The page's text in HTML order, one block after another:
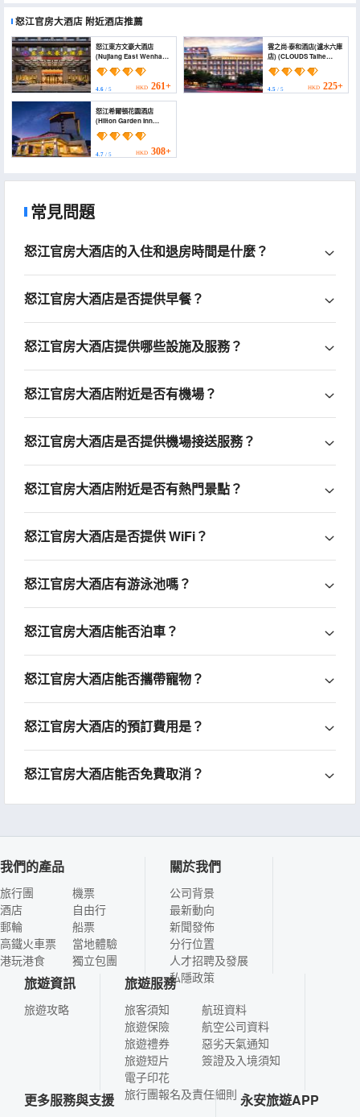
怒江官房大酒店 附近酒店推薦
怒江東方文豪大酒店
(Nujiang East Wenhao
hotel)
4.6 / 5 HKD 261+
雲之尚·泰和酒店(瀘水六庫
店) (CLOUDS Taihe
Hotel (Lushui Liuku))
4.5/ 5 HKD 225+
怒江希爾頓花園酒店
(Hilton Garden Inn
Nujiang)
4.7 / 5 HKD 308+
常見問題
怒江官房大酒店的入住和退房時間是什麼？
怒江官房大酒店是否提供早餐？
怒江官房大酒店提供哪些設施及服務？
怒江官房大酒店附近是否有機場？
怒江官房大酒店是否提供機場接送服務？
怒江官房大酒店附近是否有熱門景點？
怒江官房大酒店是否提供 WiFi？
怒江官房大酒店有游泳池嗎？
怒江官房大酒店能否泊車？
怒江官房大酒店能否攜帶寵物？
怒江官房大酒店的預訂費用是？
怒江官房大酒店能否免費取消？
我們的產品
旅行團
酒店
郵輪
高鐵火車票
港玩港食
機票
自由行
船票
當地體驗
獨立包團
關於我們
公司背景
最新動向
新聞發佈
分行位置
人才招聘及發展
私隱政策
旅遊資訊
旅遊攻略
旅遊服務
旅客須知
旅遊保險
旅遊禮券
旅遊短片
電子印花
航班資料
航空公司資料
惡劣天氣通知
簽證及入境須知
旅行團報名及責任細則
更多服務與支援 永安旅遊APP